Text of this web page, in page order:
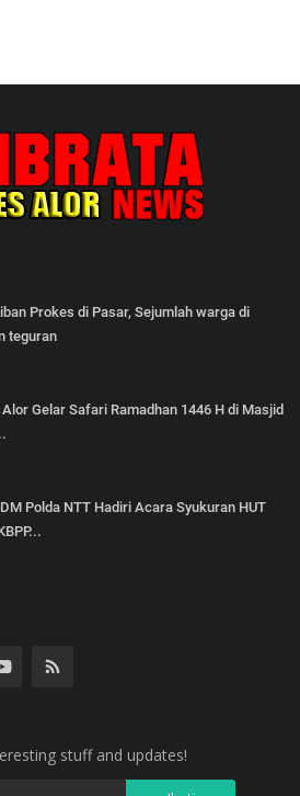
Prokes di Pasar, Sejumlah warga di
teguran
Gelar Safari Ramadhan 1446 H di Masjid
Polda NTT Hadiri Acara Syukuran HUT
stuff and updates!